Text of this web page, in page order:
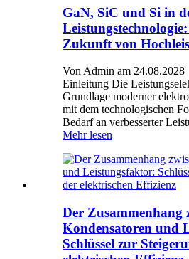
GaN, SiC und Si in
Zukunft von
Von Admin am 24.08.2028
Einleitung Die
Grundlage moderner
mit dem technologischen
Bedarf an verbesserter
Mehr lesen
Der Zusammenhang
Kondensatoren und
Schlüssel zur